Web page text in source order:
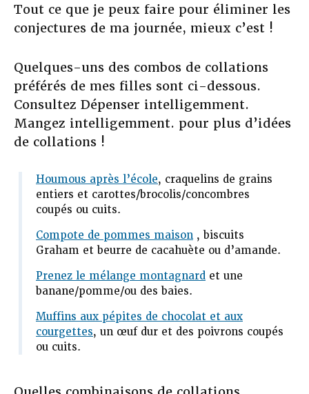
Tout ce que je peux faire pour éliminer les
conjectures de ma journée, mieux c’est !
Quelques-uns des combos de collations
préférés de mes filles sont ci-dessous.
Consultez Dépenser intelligemment.
Mangez intelligemment. pour plus d’idées
de collations !
Houmous après l’école, craquelins de grains
entiers et carottes/brocolis/concombres
coupés ou cuits.
Compote de pommes maison , biscuits
Graham et beurre de cacahuète ou d’amande.
Prenez le mélange montagnard et une
banane/pomme/ou des baies.
Muffins aux pépites de chocolat et aux
courgettes, un œuf dur et des poivrons coupés
ou cuits.